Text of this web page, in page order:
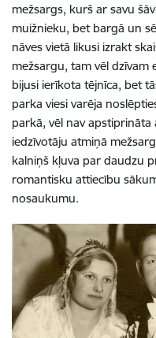
mežsargs, kurš ar savu
muižnieku, bet bargā un
nāves vietā likusi izrakt
mežsargu, tam vēl dzīvam
bijusi ierīkota tējnīca, bet
parka viesi varēja
parkā, vēl nav
iedzīvotāju atmiņā
kalniņš kļuva par daudzu
romantisku attiecību
nosaukumu.